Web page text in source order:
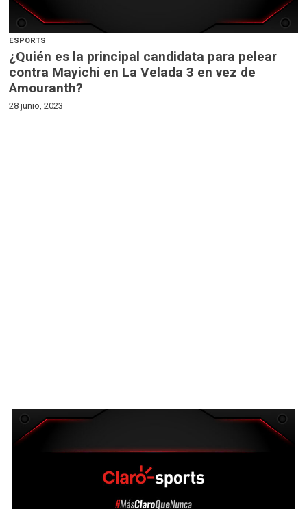
ESPORTS
¿Quién es la principal candidata para pelear
contra Mayichi en La Velada 3 en vez de
Amouranth?
28 junio, 2023